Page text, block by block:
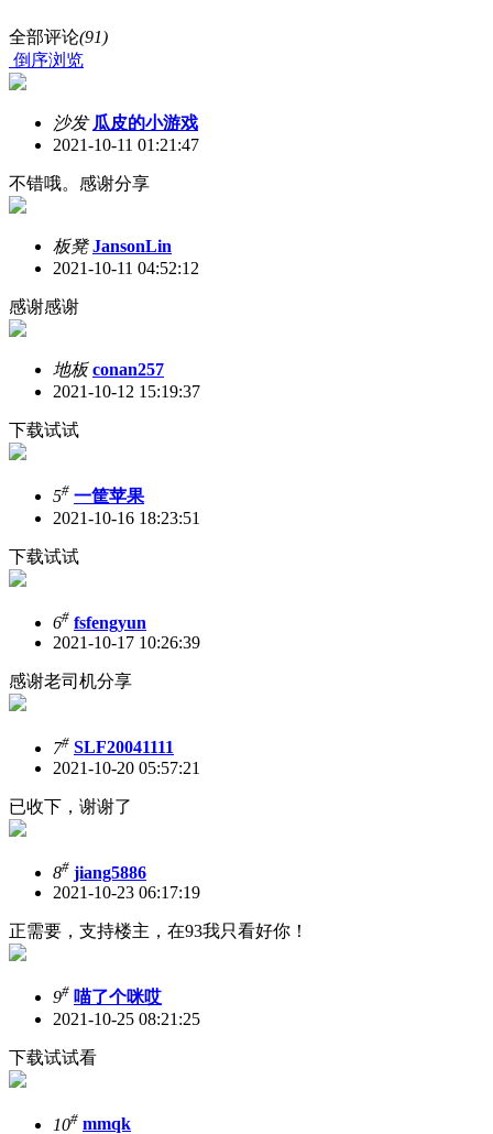
全部评论(91)
倒序浏览
沙发 瓜皮的小游戏
2021-10-11 01:21:47
不错哦。感谢分享
板凳 JansonLin
2021-10-11 04:52:12
感谢感谢
地板 conan257
2021-10-12 15:19:37
下载试试
5# 一筐苹果
2021-10-16 18:23:51
下载试试
6# fsfengyun
2021-10-17 10:26:39
感谢老司机分享
7# SLF20041111
2021-10-20 05:57:21
已收下，谢谢了
8# jiang5886
2021-10-23 06:17:19
正需要，支持楼主，在93我只看好你！
9# 喵了个咪哎
2021-10-25 08:21:25
下载试试看
10# mmqk